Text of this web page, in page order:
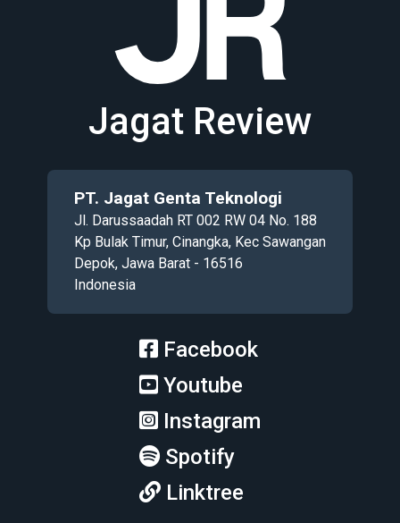
Jagat Review
PT. Jagat Genta Teknologi
Jl. Darussaadah RT 002 RW 04 No. 188
Kp Bulak Timur, Cinangka, Kec Sawangan
Depok, Jawa Barat - 16516
Indonesia
Facebook
Youtube
Instagram
Spotify
Linktree